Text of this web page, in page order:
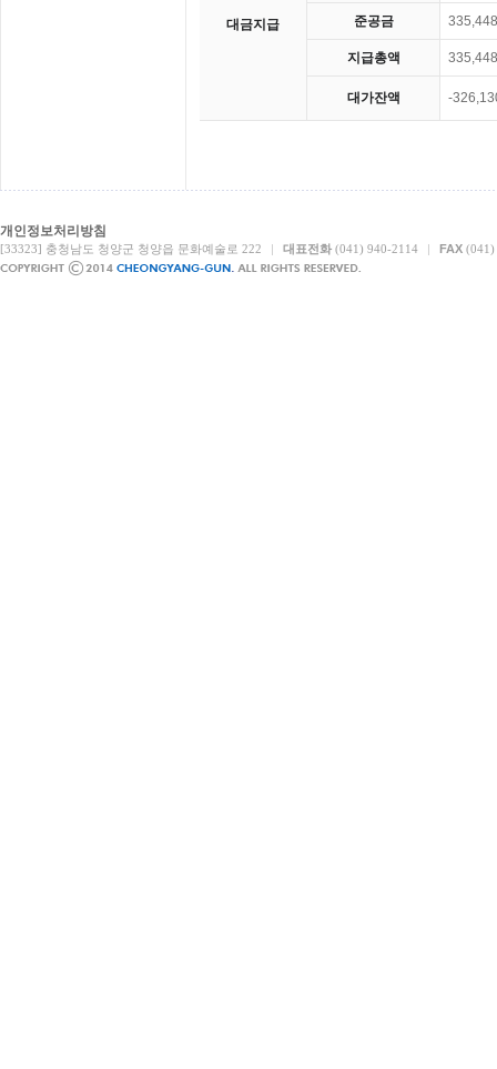
대금지급 준공금
지급총액
대가잔액 -
개인정보처리방침
[33323] 충청남도 청양군 청양읍 문화예술로 222 | 대표전화 (041) 940-2114 | FAX (041)